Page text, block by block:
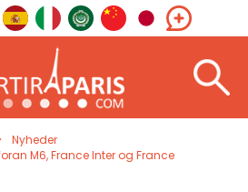
Nyheder
M6, France Inter og France